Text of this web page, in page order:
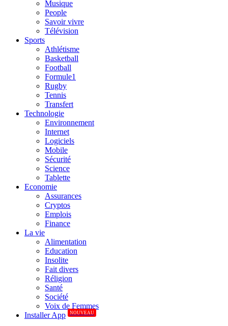
Musique
People
Savoir vivre
Télévision
Sports
Athlétisme
Basketball
Football
Formule1
Rugby
Tennis
Transfert
Technologie
Environnement
Internet
Logiciels
Mobile
Sécurité
Science
Tablette
Economie
Assurances
Cryptos
Emplois
Finance
La vie
Alimentation
Education
Insolite
Fait divers
Réligion
Santé
Société
Voix de Femmes
Installer App
NOUVEAU